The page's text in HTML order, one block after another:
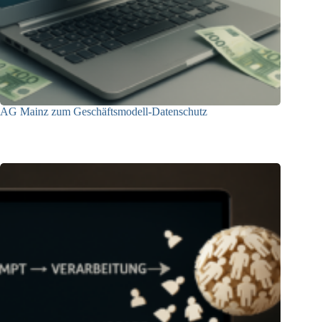
AG Mainz zum Geschäftsmodell-Datenschutz